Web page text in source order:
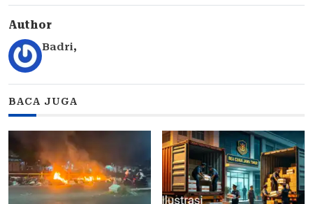
Author
Badri,
BACA JUGA